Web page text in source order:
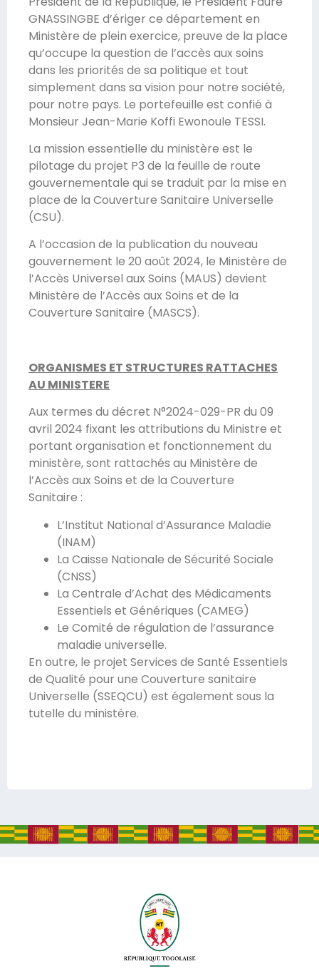
GNASSINGBE d’ériger ce département en
Ministère de plein exercice, preuve de la place
qu’occupe la question de l’accès aux soins
dans les priorités de sa politique et tout
simplement dans sa vision pour notre société,
pour notre pays. Le portefeuille est confié à
Monsieur Jean-Marie Koffi Ewonoule TESSI.
La mission essentielle du ministère est le
pilotage du projet P3 de la feuille de route
gouvernementale qui se traduit par la mise en
place de la Couverture Sanitaire Universelle
(CSU).
A l’occasion de la publication du nouveau
gouvernement le 20 août 2024, le Ministère de
l’Accès Universel aux Soins (MAUS) devient
Ministère de l’Accès aux Soins et de la
Couverture Sanitaire (MASCS).
ORGANISMES ET STRUCTURES RATTACHES
AU MINISTERE
Aux termes du décret N°2024-029-PR du 09
avril 2024 fixant les attributions du Ministre et
portant organisation et fonctionnement du
ministère, sont rattachés au Ministère de
l’Accès aux Soins et de la Couverture
Sanitaire :
L’Institut National d’Assurance Maladie
(INAM)
La Caisse Nationale de Sécurité Sociale
(CNSS)
La Centrale d’Achat des Médicaments
Essentiels et Génériques (CAMEG)
Le Comité de régulation de l’assurance
maladie universelle.
En outre, le projet Services de Santé Essentiels
de Qualité pour une Couverture sanitaire
Universelle (SSEQCU) est également sous la
tutelle du ministère.